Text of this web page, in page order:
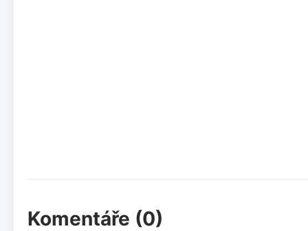
Komentáře (0)